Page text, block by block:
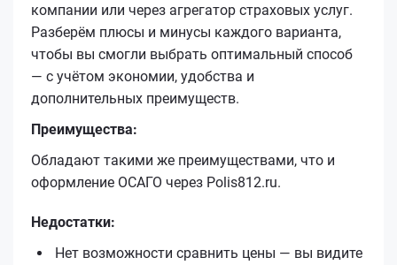
компании или через агрегатор страховых услуг.
Разберём плюсы и минусы каждого варианта,
чтобы вы смогли выбрать оптимальный способ
— с учётом экономии, удобства и
дополнительных преимуществ.
Преимущества:
Обладают такими же преимуществами, что и
оформление ОСАГО через Polis812.ru.
Недостатки:
Нет возможности сравнить цены — вы видите